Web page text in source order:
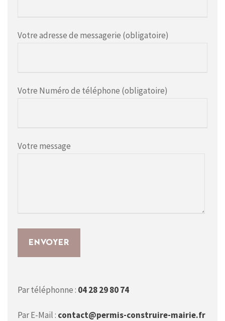
Votre adresse de messagerie (obligatoire)
Votre Numéro de téléphone (obligatoire)
Votre message
Par téléphonne : 04 28 29 80 74
Par E-Mail : contact@permis-construire-mairie.fr